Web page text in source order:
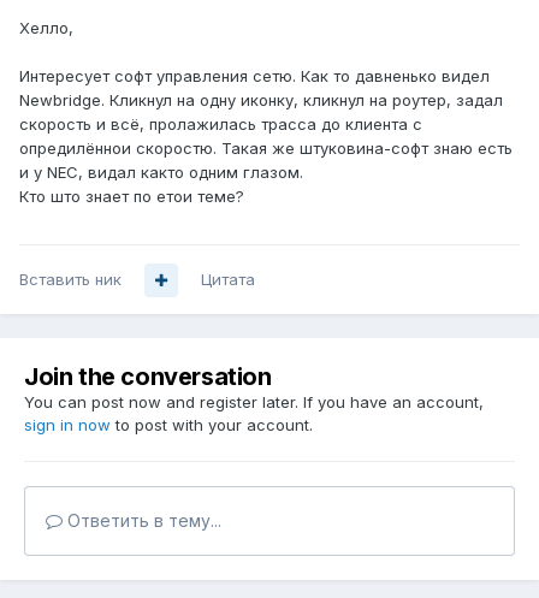
Хелло,
Интересует софт управления сетю. Как то давненько видел
Newbridge. Кликнул на одну иконку, кликнул на роутер, задал
скорость и всё, пролажилась трасса до клиента с
опредилённои скоростю. Такая же штуковина-софт знаю есть
и у NEC, видал както одним глазом.
Кто што знает по етои теме?
Вставить ник Цитата
Join the conversation
You can post now and register later. If you have an account,
sign in now to post with your account.
Ответить в тему...